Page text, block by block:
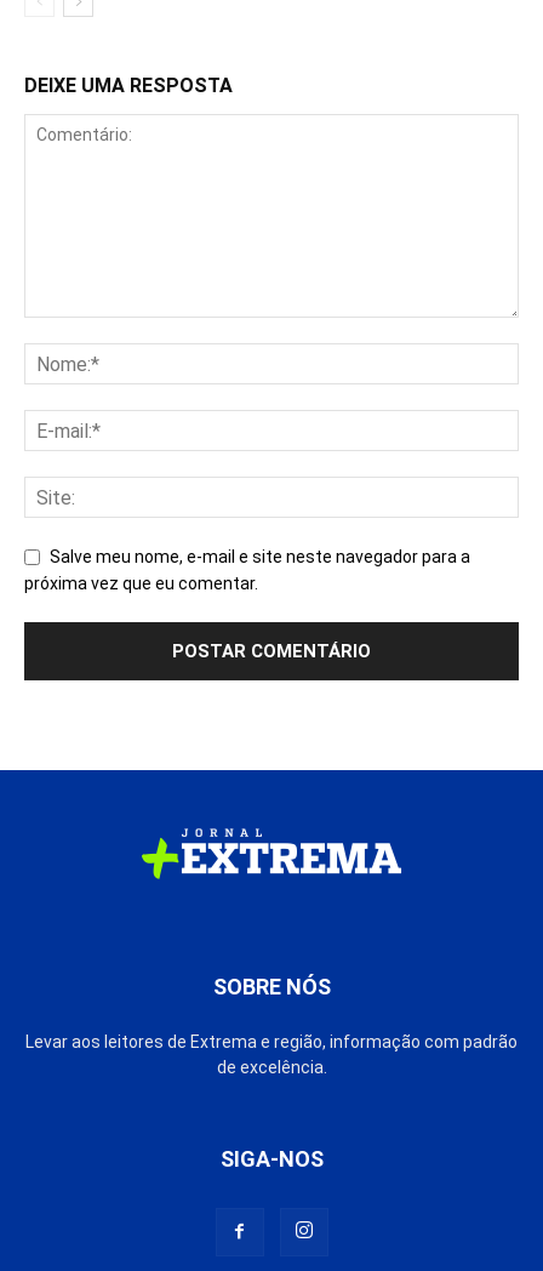
DEIXE UMA RESPOSTA
Salve meu nome, e-mail e site neste navegador para a
próxima vez que eu comentar.
SOBRE NÓS
Levar aos leitores de Extrema e região, informação com padrão
de excelência.
SIGA-NOS